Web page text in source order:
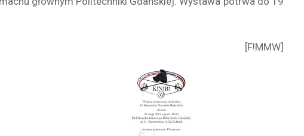
[F!MMW]